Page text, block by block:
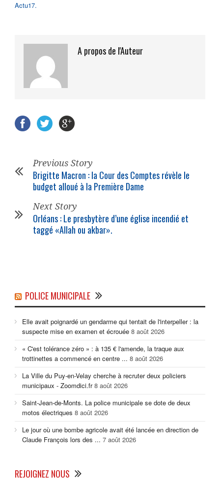
Actu17.
A propos de l'Auteur
Previous Story
Brigitte Macron : la Cour des Comptes révèle le
budget alloué à la Première Dame
Next Story
Orléans : Le presbytère d’une église incendié et
taggé «Allah ou akbar».
POLICE MUNICIPALE
Elle avait poignardé un gendarme qui tentait de l'interpeller : la
suspecte mise en examen et écrouée 8 août 2026
« C'est tolérance zéro » : à 135 € l'amende, la traque aux
trottinettes a commencé en centre ... 8 août 2026
La Ville du Puy-en-Velay cherche à recruter deux policiers
municipaux - Zoomdici.fr 8 août 2026
Saint-Jean-de-Monts. La police municipale se dote de deux
motos électriques 8 août 2026
Le jour où une bombe agricole avait été lancée en direction de
Claude François lors des ... 7 août 2026
REJOIGNEZ NOUS